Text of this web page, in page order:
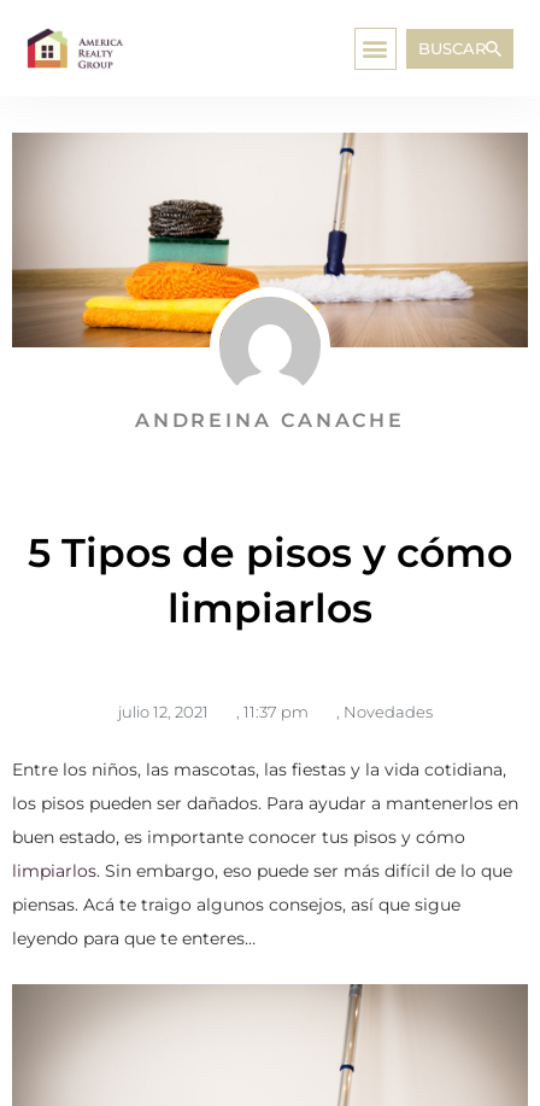
BUSCAR
ANDREINA CANACHE
5 Tipos de pisos y cómo
limpiarlos
julio 12, 2021 , 11:37 pm , Novedades
Entre los niños, las mascotas, las fiestas y la vida cotidiana,
los pisos pueden ser dañados. Para ayudar a mantenerlos en
buen estado, es importante conocer tus pisos y cómo
limpiarlos. Sin embargo, eso puede ser más difícil de lo que
piensas. Acá te traigo algunos consejos, así que sigue
leyendo para que te enteres…